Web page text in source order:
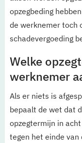
opzegbeding
de werknemer toch
schadevergoeding
Welke
werknemer
Als er niets is
bepaalt de wet dat
opzegtermijn in
tegen het einde van